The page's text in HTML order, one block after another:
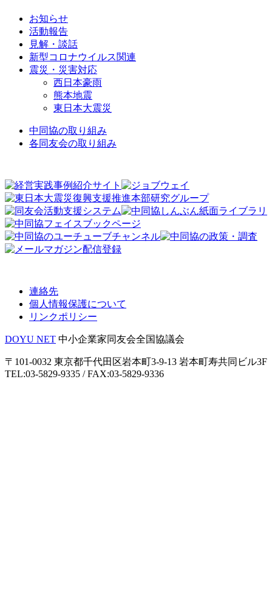
お知らせ
活動報告
見解・談話
新型コロナウイルス関連
震災・災害対応
西日本豪雨
熊本地震
東日本大震災
中同協の取り組み
各同友会の取り組み
連絡先
個人情報保護について
リンクポリシー
DOYU NET 中小企業家同友会全国協議会
〒101-0032 東京都千代田区岩本町3-9-13 岩本町寿共同ビル3F
TEL:03-5829-9335 / FAX:03-5829-9336